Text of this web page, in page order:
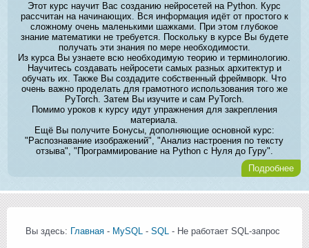
Этот курс научит Вас созданию нейросетей на Python. Курс
рассчитан на начинающих. Вся информация идёт от простого к
сложному очень маленькими шажками. При этом глубокое
знание математики не требуется. Поскольку в курсе Вы будете
получать эти знания по мере необходимости.
Из курса Вы узнаете всю необходимую теорию и терминологию.
Научитесь создавать нейросети самых разных архитектур и
обучать их. Также Вы создадите собственный фреймворк. Что
очень важно проделать для грамотного использования того же
PyTorch. Затем Вы изучите и сам PyTorch.
Помимо уроков к курсу идут упражнения для закрепления
материала.
Ещё Вы получите Бонусы, дополняющие основной курс:
"Распознавание изображений", "Анализ настроения по тексту
отзыва", "Программирование на Python с Нуля до Гуру".
Подробнее
Вы здесь: Главная - MySQL - SQL - Не работает SQL-запрос